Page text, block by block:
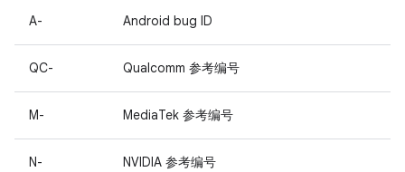
A- Android bug ID
QC- Qualcomm 参考编号
M- MediaTek 参考编号
N- NVIDIA 参考编号